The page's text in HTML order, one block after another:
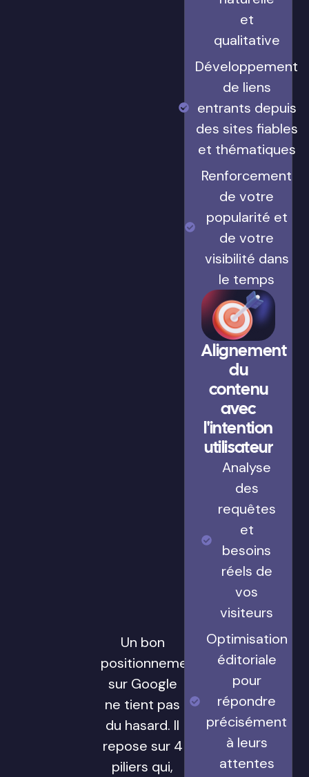
Un bon
positionnement
sur Google
ne tient pas
du hasard. Il
repose sur 4
piliers qui,
et
qualitative
Développement
de liens
entrants depuis
des sites fiables
et thématiques
Renforcement
de votre
popularité et
de votre
visibilité dans
le temps
Alignement
du
contenu
avec
l'intention
utilisateur
Analyse
des
requêtes
et
besoins
réels de
vos
visiteurs
Optimisation
éditoriale
pour
répondre
précisément
à leurs
attentes